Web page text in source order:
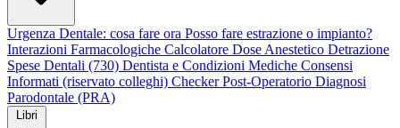
Urgenza Dentale: cosa fare ora Posso fare estrazione o impianto?
Interazioni Farmacologiche Calcolatore Dose Anestetico Detrazione
Spese Dentali (730) Dentista e Condizioni Mediche Consensi
Informati (riservato colleghi) Checker Post-Operatorio Diagnosi
Parodontale (PRA)